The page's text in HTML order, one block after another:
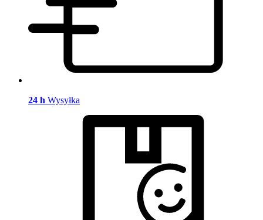
24 h Wysyłka